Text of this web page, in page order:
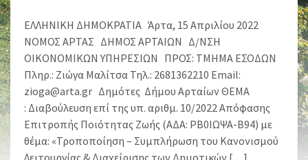
ΕΛΛΗΝΙΚΗ ΔΗΜΟΚΡΑΤΙΑ Άρτα, 15 Απριλίου 2022
ΝΟΜΟΣ ΑΡΤΑΣ ΔΗΜΟΣ ΑΡΤΑΙΩΝ Δ/ΝΣΗ
ΟΙΚΟΝΟΜΙΚΩΝ ΥΠΗΡΕΣΙΩΝ ΠΡΟΣ: ΤMΗΜΑ ΕΣΟΔΩΝ
Πληρ.: Ζιώγα Μαλίτσα Τηλ.: 2681362210 Email:
zioga@arta.gr Δημότες Δήμου Αρταίων ΘΕΜΑ
: Διαβούλευση επί της υπ. αριθμ. 10/2022 Απόφασης
Επιτροπής Ποιότητας Ζωής (ΑΔΑ: ΡΒ0ΙΩΨΑ-Β94) με
θέμα: «Τροποποίηση – Συμπλήρωση του Κανονισμού